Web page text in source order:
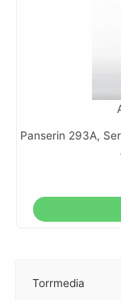
Panserin 293A,
Torrmedia
–